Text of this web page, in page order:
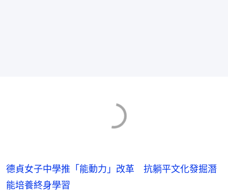
德貞女子中學推「能動力」改革 抗躺平文化發掘潛
能培養終身學習